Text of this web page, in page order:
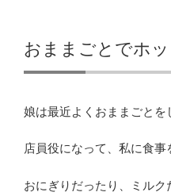
おままごとでホ
娘は最近よくおままごとを
店員役になって、私に食事
おにぎりだったり、ミル